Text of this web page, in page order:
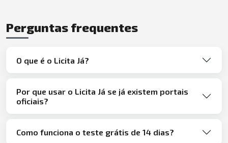
Perguntas frequentes
O que é o Licita Já?
Por que usar o Licita Já se já existem portais
oficiais?
Como funciona o teste grátis de 14 dias?